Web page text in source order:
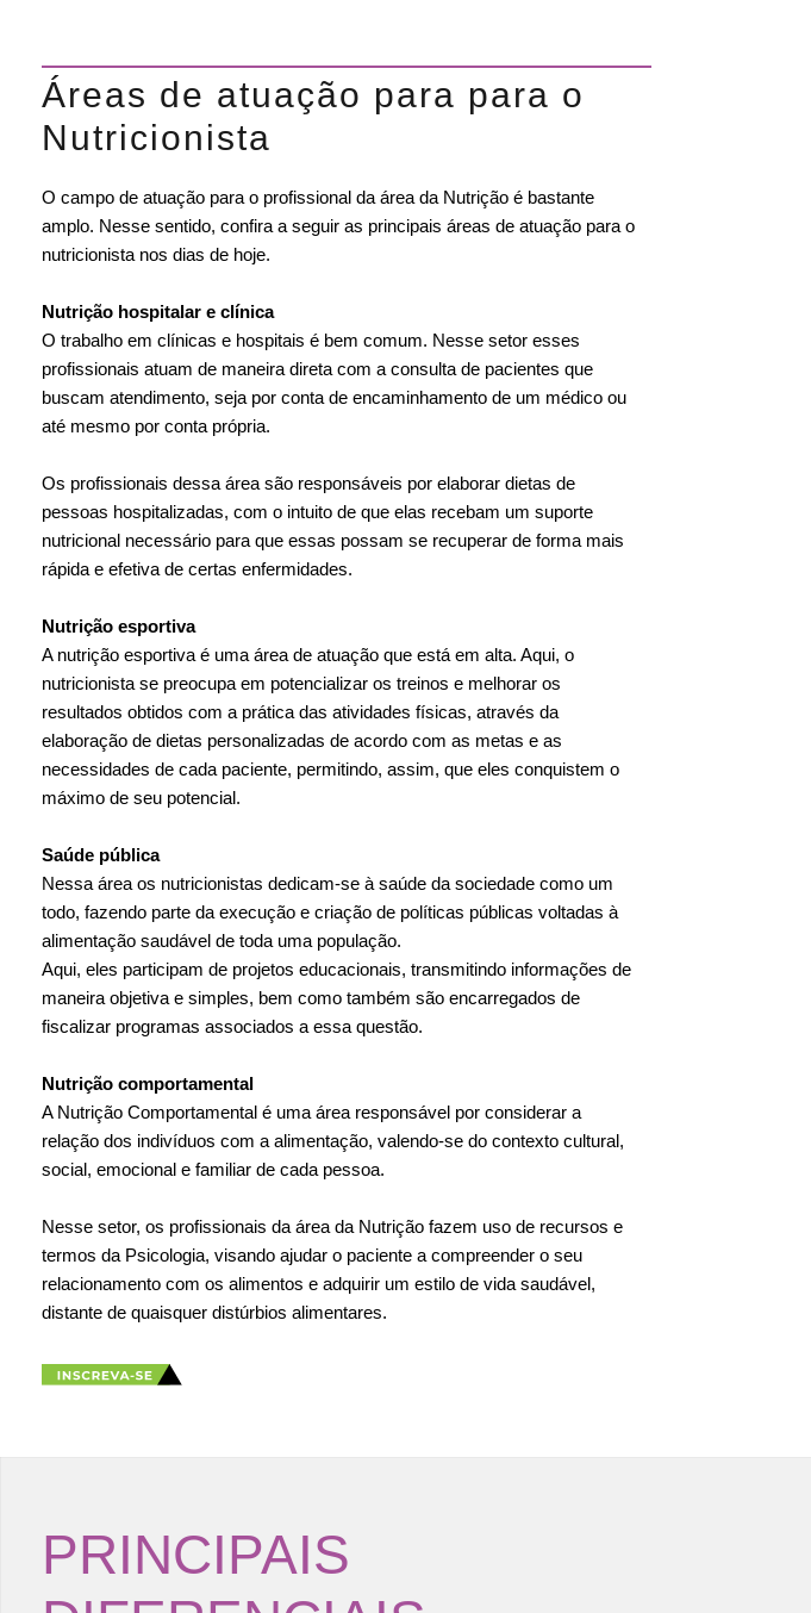
Áreas de atuação para para o
Nutricionista
O campo de atuação para o profissional da área da Nutrição é bastante
amplo. Nesse sentido, confira a seguir as principais áreas de atuação para o
nutricionista nos dias de hoje.
Nutrição hospitalar e clínica
O trabalho em clínicas e hospitais é bem comum. Nesse setor esses
profissionais atuam de maneira direta com a consulta de pacientes que
buscam atendimento, seja por conta de encaminhamento de um médico ou
até mesmo por conta própria.
Os profissionais dessa área são responsáveis por elaborar dietas de
pessoas hospitalizadas, com o intuito de que elas recebam um suporte
nutricional necessário para que essas possam se recuperar de forma mais
rápida e efetiva de certas enfermidades.
Nutrição esportiva
A nutrição esportiva é uma área de atuação que está em alta. Aqui, o
nutricionista se preocupa em potencializar os treinos e melhorar os
resultados obtidos com a prática das atividades físicas, através da
elaboração de dietas personalizadas de acordo com as metas e as
necessidades de cada paciente, permitindo, assim, que eles conquistem o
máximo de seu potencial.
Saúde pública
Nessa área os nutricionistas dedicam-se à saúde da sociedade como um
todo, fazendo parte da execução e criação de políticas públicas voltadas à
alimentação saudável de toda uma população.
Aqui, eles participam de projetos educacionais, transmitindo informações de
maneira objetiva e simples, bem como também são encarregados de
fiscalizar programas associados a essa questão.
Nutrição comportamental
A Nutrição Comportamental é uma área responsável por considerar a
relação dos indivíduos com a alimentação, valendo-se do contexto cultural,
social, emocional e familiar de cada pessoa.
Nesse setor, os profissionais da área da Nutrição fazem uso de recursos e
termos da Psicologia, visando ajudar o paciente a compreender o seu
relacionamento com os alimentos e adquirir um estilo de vida saudável,
distante de quaisquer distúrbios alimentares.
PRINCIPAIS